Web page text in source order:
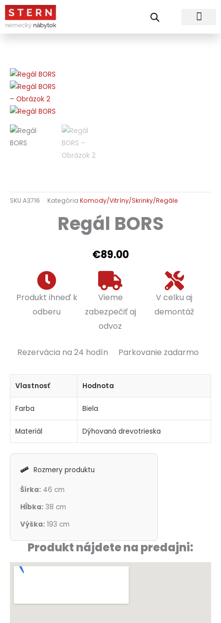
Preskočiť
na
obsah
SKU A3716 Kategória Komody/Vitríny/Skrinky/Regále
Regál BORS
€89.00
Produkt ihneď k
odberu
Vieme
zabezpečiť aj
odvoz
V celku aj
demontáž
Rezervácia na 24 hodín Parkovanie zadarmo
Vlastnosť Hodnota
Farba Biela
Materiál Dýhovaná drevotrieska
Rozmery produktu
Šírka: 46 cm
Hĺbka: 38 cm
Výška: 193 cm
Produkt nájdete na predajni: